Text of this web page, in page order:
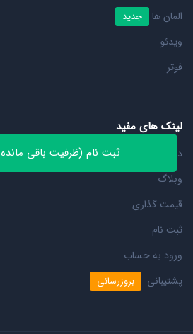
ثبت نام (ظرفیت باقی مانده 6 نفر)
المان ها
جدید
ویدئو
فوتر
لینک های مفید
درباره ما
وبلاگ
قیمت گذاری
ثبت نام
ورود به حساب
پشتیبانی
بروزرسانی